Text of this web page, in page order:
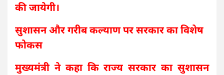
की जायेगी।
सुशासन और गरीब कल्याण पर सरकार का विशेष
फोकस
मुख्यमंत्री ने कहा कि राज्य सरकार का सुशासन